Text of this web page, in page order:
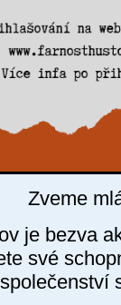
Zveme
je bezva
své